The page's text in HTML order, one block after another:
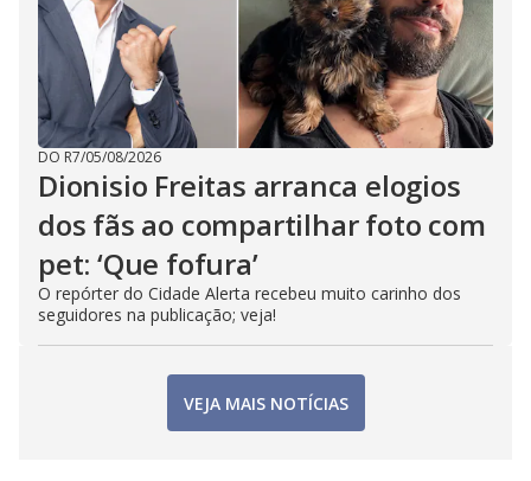
DO R7/05/08/2026
Dionisio Freitas arranca elogios
dos fãs ao compartilhar foto com
pet: ‘Que fofura’
O repórter do Cidade Alerta recebeu muito carinho dos
seguidores na publicação; veja!
VEJA MAIS NOTÍCIAS